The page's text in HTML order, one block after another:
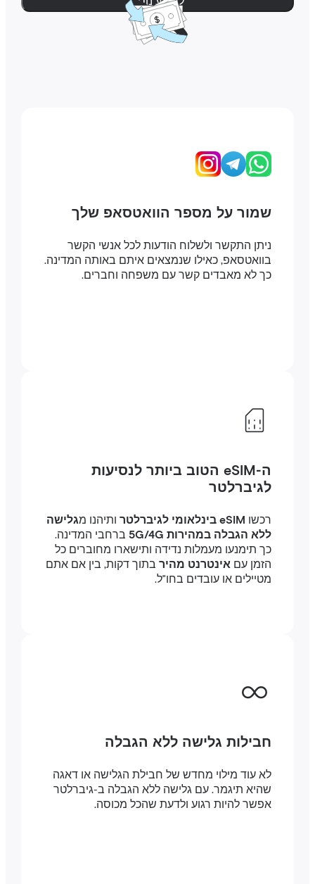
שמור על מספר הוואטסאפ שלך
ניתן התקשר ולשלוח הודעות לכל אנשי הקשר
בוואטסאפ, כאילו שנמצאים איתם באותה המדינה.
כך לא מאבדים קשר עם משפחה וחברים.
ה-eSIM הטוב ביותר לנסיעות
לגיברלטר
eSIM בינלאומי לגיברלטר ותיהנו מגלישה
ללא הגבלה במהירות 5G/4G
ברחבי המדינה.
כך תימנעו מעמלות נדידה ותישארו מחוברים כל
הזמן עםאינטרנט מהיר בתוך דקות, בין אם אתם
מטיילים או עובדים בחו"ל.
חבילות גלישה ללא הגבלה
לא עוד מילוי מחדש של חבילת הגלישה או דאגה
שהיא תיגמר. עם גלישה ללא הגבלה ב-גיברלטר
אפשר להיות רגוע ולדעת שהכל מכוסה.